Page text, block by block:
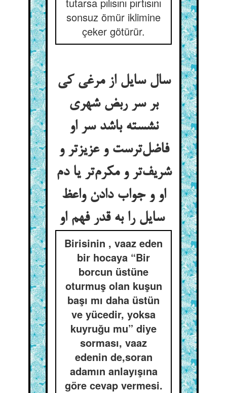
sonsuz ömür iklimine
çeker götürür.
سال سایل از مرغی کی
بر سر ربض شهری
نشسته باشد سر او
فاضل‌ترست و عزیزتر و
شریف‌تر و مکرم‌تر یا دم
او و جواب دادن واعظ
سایل را به قدر فهم او
Birisinin , vaaz eden
bir hocaya “Bir
borcun üstüne
oturmuş olan kuşun
başı mı daha üstün
ve yücedir, yoksa
kuyruğu mu” diye
sorması, vaaz
edenin de,soran
adamın anlayışına
göre cevap vermesi.